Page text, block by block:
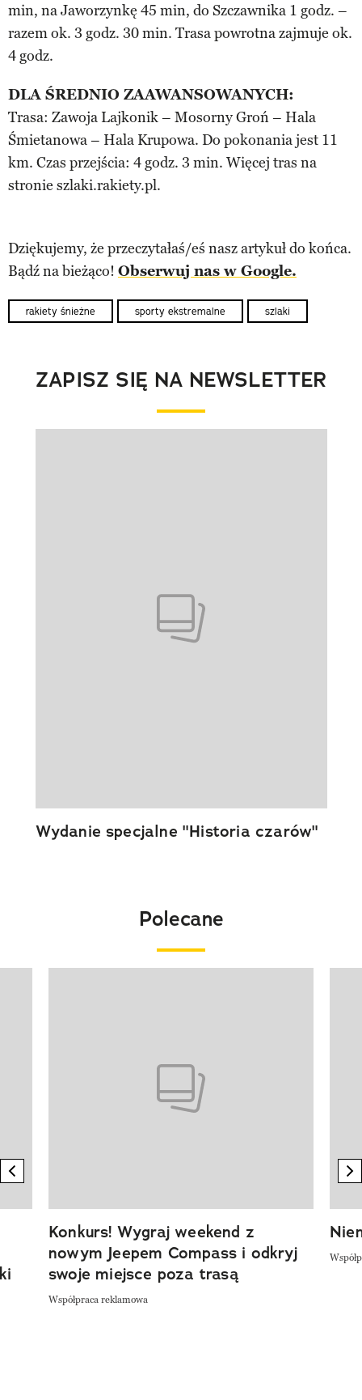
min, na Jaworzynkę 45 min, do Szczawnika 1 godz. –
razem ok. 3 godz. 30 min. Trasa powrotna zajmuje ok.
4 godz.
DLA ŚREDNIO ZAAWANSOWANYCH:
Trasa: Zawoja Lajkonik – Mosorny Groń – Hala
Śmietanowa – Hala Krupowa. Do pokonania jest 11
km. Czas przejścia: 4 godz. 3 min. Więcej tras na
stronie szlaki.rakiety.pl.
Dziękujemy, że przeczytałaś/eś nasz artykuł do końca.
Bądź na bieżąco! Obserwuj nas w Google.
rakiety śnieżne sporty ekstremalne szlaki
ZAPISZ SIĘ NA NEWSLETTER
Wydanie specjalne "Historia czarów"
Polecane
previous element
Konkurs! Wygraj weekend z
nowym Jeepem Compass i odkryj
swoje miejsce poza trasą
Współpraca reklamowa